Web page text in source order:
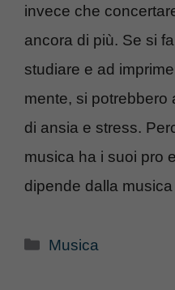
invece che
ancora di più. Se si
studiare e ad
mente, si potrebbero
di ansia e stress.
musica ha i suoi pro
dipende dalla
Categorie
Musica